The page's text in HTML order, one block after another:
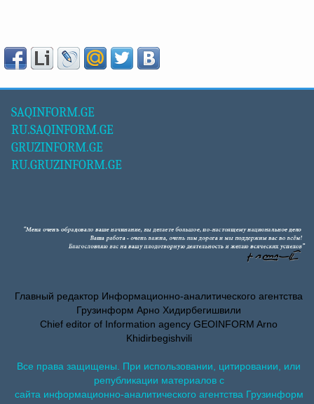
SAQINFORM.GE
RU.SAQINFORM.GE
GRUZINFORM.GE
RU.GRUZINFORM.GE
Главный редактор Информационно-аналитического агентства
Грузинформ Арно Хидирбегишвили
Chief editor of Information agency GEOINFORM Arno
Khidirbegishvili
Все права защищены. При использовании, цитировании, или
републикации материалов с
сайта информационно-аналитического агентства Грузинформ